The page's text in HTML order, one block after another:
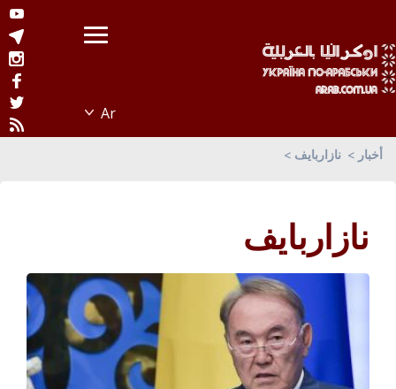
أخبار نازاربايف
نازاربايف